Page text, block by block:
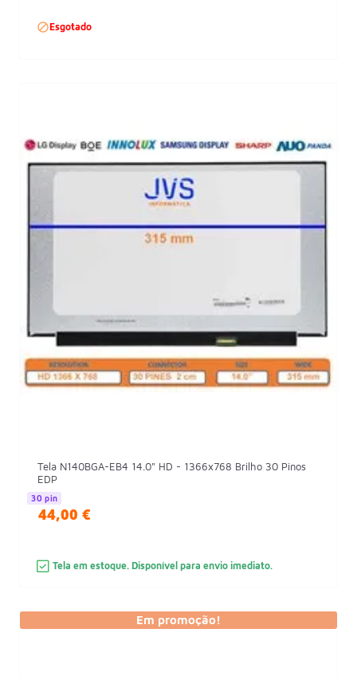
Esgotado
Tela N140BGA-EB4 14.0" HD - 1366x768 Brilho 30 Pinos
EDP
30 pin
44,00 €
Tela em estoque. Disponível para envio imediato.
Em promoção!